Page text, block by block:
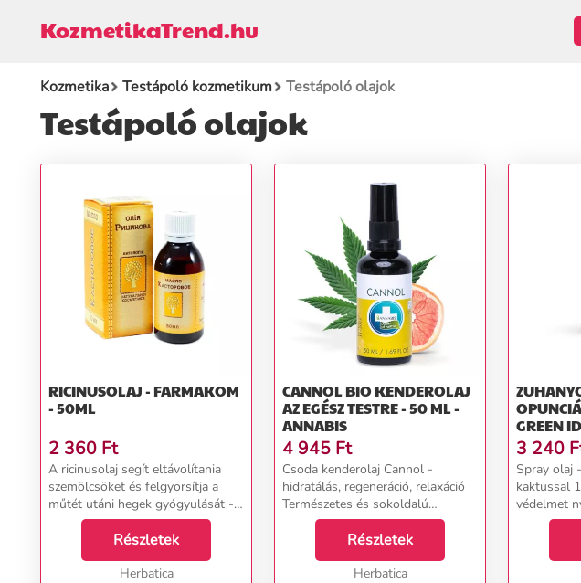
KozmetikaTrend.hu
Kozmetika Testápoló kozmetikum Testápoló olajok
Testápoló olajok
RICINUSOLAJ - FARMAKOM
- 50ML
2 360 Ft
A ricinusolaj segít eltávolítania
szemölcsöket és felgyorsítja a
műtét utáni hegek gyógyulását -
természetesen regenerálja a bőrt.
További jótékony hatásai: -&nbsp;
megerősíti a törékeny körmöket -
Részletek
Herbatica
CANNOL BIO KENDEROLAJ
AZ EGÉSZ TESTRE - 50 ML -
ANNABIS
4 945 Ft
Csoda kenderolaj Cannol -
hidratálás, regeneráció, relaxáció
Természetes és sokoldalú
megoldást keres bőrének, hajának
és testének? Próbálja ki a
CANNOL BIO kenderolajat. Magas
telítetlen zsírsavt...
Részletek
Herbatica
GREEN
3 240
Spray olaj
kaktussal 100 % vegán Finomít és
védelmet nyújt A
távolítja el
bőrről